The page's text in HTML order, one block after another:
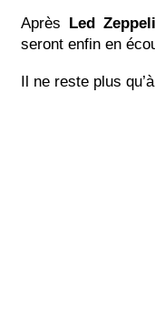
Après Led
seront enfin en
Il ne reste plus